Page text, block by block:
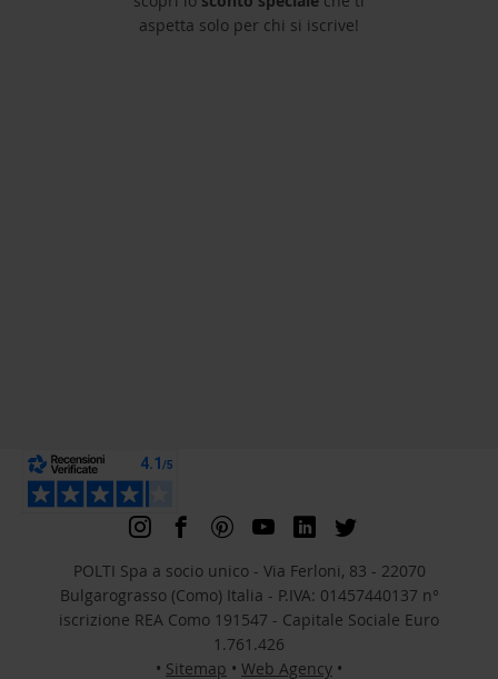
aspetta solo per chi si iscrive!
POLTI Spa a socio unico - Via Ferloni, 83 - 22070
Bulgarograsso (Como) Italia - P.IVA: 01457440137 n°
iscrizione REA Como 191547 - Capitale Sociale Euro
1.761.426
• Sitemap • Web Agency •